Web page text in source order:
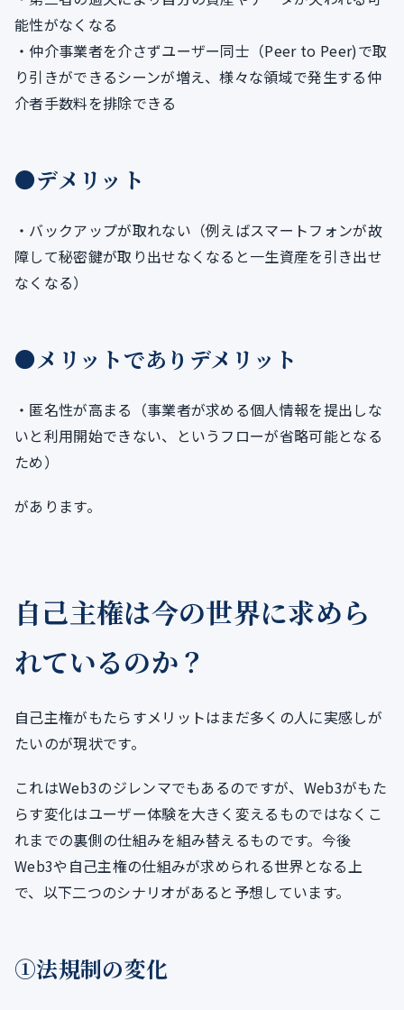
能性がなくなる
・仲介事業者を介さずユーザー同士（Peer to Peer)で取
り引きができるシーンが増え、様々な領域で発生する仲
介者手数料を排除できる
●デメリット
・バックアップが取れない（例えばスマートフォンが故
障して秘密鍵が取り出せなくなると一生資産を引き出せ
なくなる）
●メリットでありデメリット
・匿名性が高まる（事業者が求める個人情報を提出しな
いと利用開始できない、というフローが省略可能となる
ため）
があります。
自己主権は今の世界に求めら
れているのか？
自己主権がもたらすメリットはまだ多くの人に実感しが
たいのが現状です。
これはWeb3のジレンマでもあるのですが、Web3がもた
らす変化はユーザー体験を大きく変えるものではなくこ
れまでの裏側の仕組みを組み替えるものです。今後
Web3や自己主権の仕組みが求められる世界となる上
で、以下二つのシナリオがあると予想しています。
①法規制の変化